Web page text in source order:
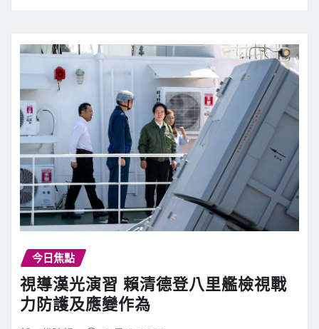
今日焦點
視導漢光演習 賴清德登八里艦檢視戰
力防護及應變作為